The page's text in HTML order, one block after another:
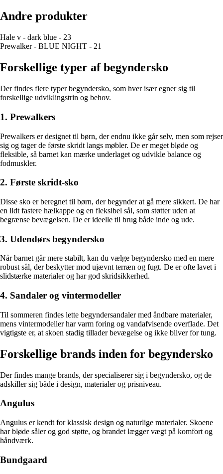
Andre produkter
Hale v - dark blue - 23
Prewalker - BLUE NIGHT - 21
Forskellige typer af begyndersko
Der findes flere typer begyndersko, som hver især egner sig til
forskellige udviklingstrin og behov.
1. Prewalkers
Prewalkers er designet til børn, der endnu ikke går selv, men som rejser
sig og tager de første skridt langs møbler. De er meget bløde og
fleksible, så barnet kan mærke underlaget og udvikle balance og
fodmuskler.
2. Første skridt-sko
Disse sko er beregnet til børn, der begynder at gå mere sikkert. De har
en lidt fastere hælkappe og en fleksibel sål, som støtter uden at
begrænse bevægelsen. De er ideelle til brug både inde og ude.
3. Udendørs begyndersko
Når barnet går mere stabilt, kan du vælge begyndersko med en mere
robust sål, der beskytter mod ujævnt terræn og fugt. De er ofte lavet i
slidstærke materialer og har god skridsikkerhed.
4. Sandaler og vintermodeller
Til sommeren findes lette begyndersandaler med åndbare materialer,
mens vintermodeller har varm foring og vandafvisende overflade. Det
vigtigste er, at skoen stadig tillader bevægelse og ikke bliver for tung.
Forskellige brands inden for begyndersko
Der findes mange brands, der specialiserer sig i begyndersko, og de
adskiller sig både i design, materialer og prisniveau.
Angulus
Angulus er kendt for klassisk design og naturlige materialer. Skoene
har bløde såler og god støtte, og brandet lægger vægt på komfort og
håndværk.
Bundgaard